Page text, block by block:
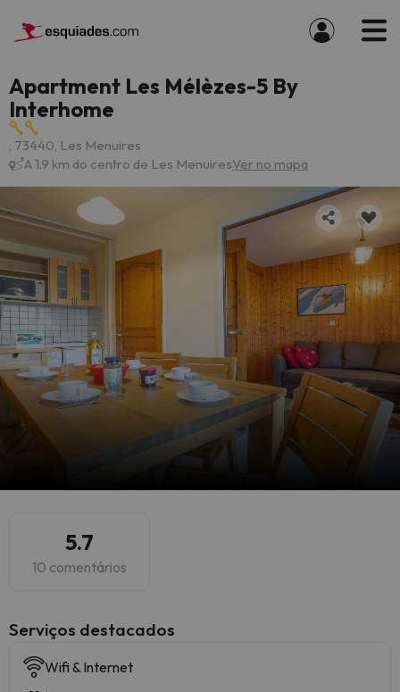
Apartment Les Mélèzes-5 By
Interhome
, 73440, Les Menuires
A 1.9 km do centro de Les MenuiresVer no mapa
5.7
10 comentários
Serviços destacados
Wifi & Internet